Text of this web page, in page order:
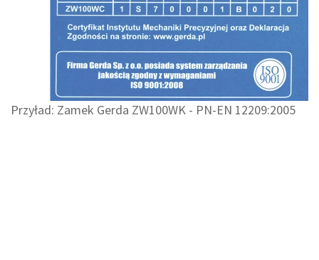
Przyład: Zamek Gerda ZW100WK - PN-EN 12209:2005